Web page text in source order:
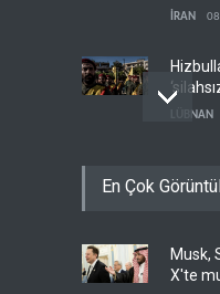
İRAN
LÜBNAN
önünü
En Çok
Musk,
X'te